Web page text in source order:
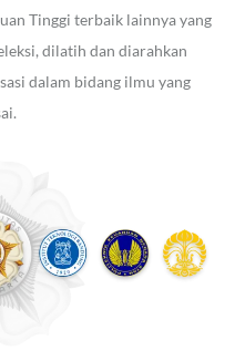
Tinggi terbaik lainnya yang
dilatih dan diarahkan
dalam bidang ilmu yang